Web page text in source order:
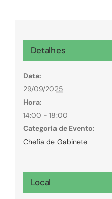
Detalhes
Data:
29/09/2025
Hora:
14:00 - 18:00
Categoria de Evento:
Chefia de Gabinete
Local